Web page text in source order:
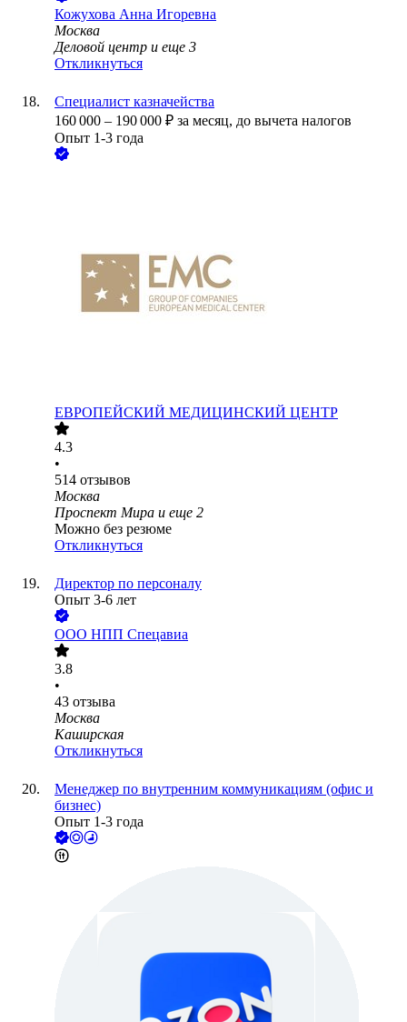
Кожухова Анна Игоревна
Москва
Деловой центр и еще 3
Откликнуться
Специалист казначейства
160 000 – 190 000 ₽ за месяц, до вычета налогов
Опыт 1-3 года
ЕВРОПЕЙСКИЙ МЕДИЦИНСКИЙ ЦЕНТР
4.3
•
514 отзывов
Москва
Проспект Мира и еще 2
Можно без резюме
Откликнуться
Директор по персоналу
Опыт 3-6 лет
ООО НПП Спецавиа
3.8
•
43 отзыва
Москва
Каширская
Откликнуться
Менеджер по внутренним коммуникациям (офис и
бизнес)
Опыт 1-3 года